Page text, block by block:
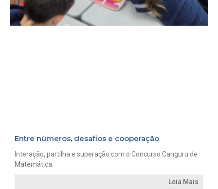
Entre números, desafios e cooperação
Interação, partilha e superação com o Concurso Canguru de
Matemática.
Leia Mais